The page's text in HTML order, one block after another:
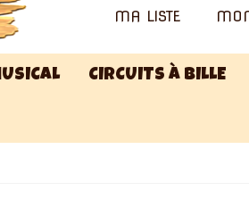
MA LISTE
CIRCUITS À BILLE